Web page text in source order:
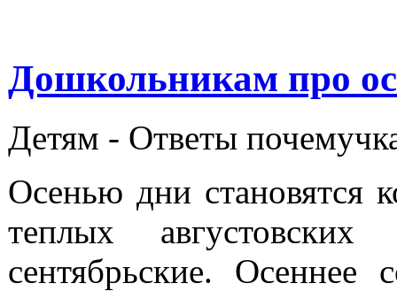
Дошкольникам про
Детям - Ответы
Осенью дни становятся
теплых
сентябрьские.